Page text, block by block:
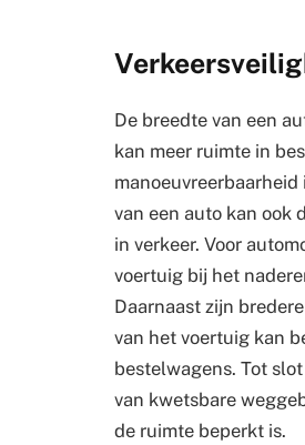
De breedte van een
kan meer ruimte in
van een auto kan ook
in verkeer. Voor
voertuig bij het
Daarnaast zijn
van het voertuig kan
bestelwagens. Tot
van kwetsbare
de ruimte beperkt is.